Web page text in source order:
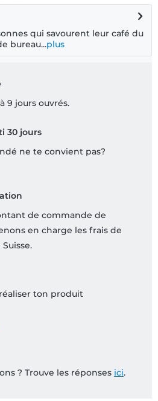
qui savourent leur café du
bureau...plus
9 jours ouvrés.
30 jours
ne te convient pas?
de commande de
en charge les frais de
ton produit
? Trouve les réponses ici.